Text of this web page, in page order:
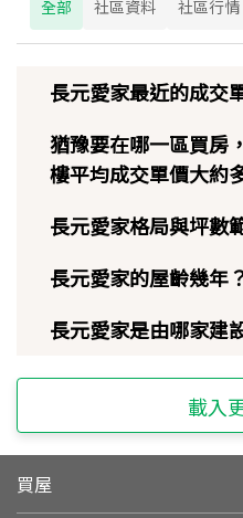
全部 社區資料 社區行情
長元愛家最近的成交
猶豫要在哪一區買房
樓平均成交單價大約
長元愛家格局與坪數
長元愛家的屋齡幾年
長元愛家是由哪家建
載入
買屋